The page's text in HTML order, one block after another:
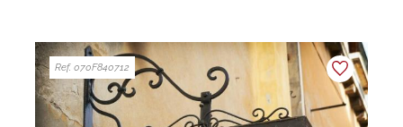
Ref. 070F840712